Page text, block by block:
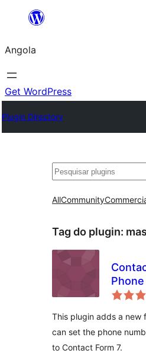
Saltar
o
conteúdo
Angola
Get WordPress
Plugin Directory
Pesquisar
AllCommunity
Tag do plugin:
This plugin adds a new
can set the phone
to Contact Form 7.